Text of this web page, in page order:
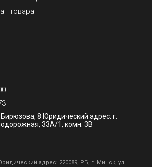
товара
8 Юридический адрес: г.
33А/1, комн. 3В
адрес: 220089, РБ, г. Минск, ул.